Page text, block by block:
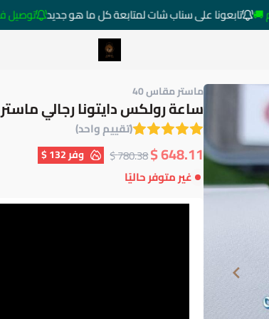
تابعونا على سناب شات لمتابعة كل ما هو جديد توصيل فوري
متجر ساعات رومانس
ماستر مقاس 40
ساعة رولكس دايتونا رجالي ماستر 40 - ماكينة أوتوماتيكية
(تقييم واحد)
648.11 $
780.38 $ وفر132 $
غير متوفر حاليًا